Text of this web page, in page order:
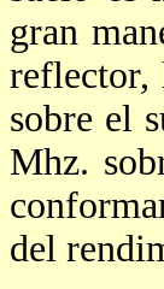
gran
reflector,
sobre el
Mhz.
del